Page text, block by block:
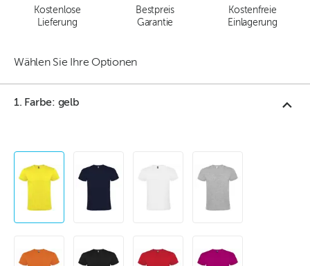
Kostenlose
Lieferung
Bestpreis
Garantie
Kostenfreie
Einlagerung
Wählen Sie Ihre Optionen
1. Farbe: gelb